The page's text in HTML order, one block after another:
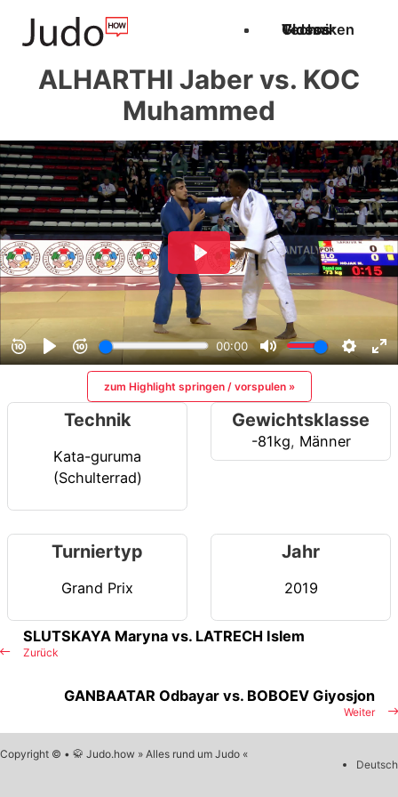
Techniken
Videos
Glossar
ALHARTHI Jaber vs. KOC
Muhammed
zum Highlight springen / vorspulen »
Technik
Kata-guruma
(Schulterrad)
Gewichtsklasse
-81kg, Männer
Turniertyp
Grand Prix
Jahr
2019
Zurück
SLUTSKAYA Maryna vs. LATRECH Islem
Weiter
GANBAATAR Odbayar vs. BOBOEV Giyosjon
Copyright © • 🥋 Judo.how » Alles rund um Judo «
Deutsch